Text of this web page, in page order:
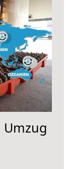
Umzug